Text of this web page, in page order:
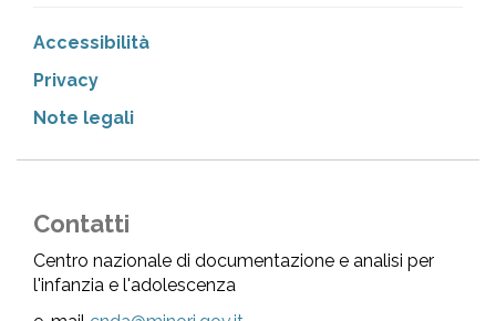
Accessibilità
Privacy
Note legali
Contatti
Centro nazionale di documentazione e analisi per
l'infanzia e l'adolescenza